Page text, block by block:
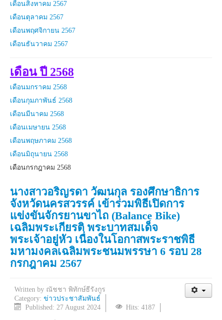
เดือนสิงหาคม 2567
เดือนตุลาคม 2567
เดือนพฤศจิกายน 2567
เดือนธันวาคม 2567
เดือน ปี 2568
เดือนมกราคม 2568
เดือนกุมภาพันธ์ 2568
เดือนมีนาคม 2568
เดือนเมษายน 2568
เดือนพฤษภาคม 2568
เดือนมิถุนายน 2568
เดือนกรกฎาคม 2568
นางสาวอริญรดา วัฒนกุล รองศึกษาธิการ
จังหวัดนครสวรรค์ เข้าร่วมพิธีเปิดการ
แข่งขันจักรยานขาไถ (Balance Bike)
เฉลิมพระเกียรติ พระบาทสมเด็จ
พระเจ้าอยู่หัว เนื่องในโอกาสพระราชพิธี
มหามงคลเฉลิมพระชนมพรรษา 6 รอบ 28
กรกฎาคม 2567
Written by ณัชชา พิทักษ์ธีรังกูร
Category: ข่าวประชาสัมพันธ์
Published: 27 August 2024
Hits: 4187